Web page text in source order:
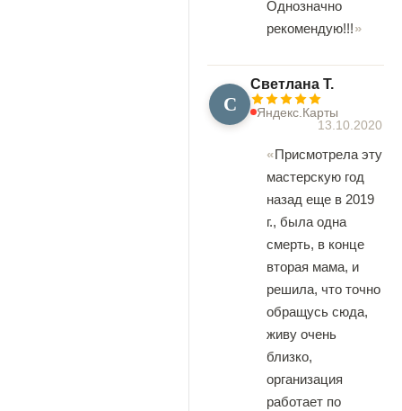
Однозначно
рекомендую!!!
С
Светлана Т.
Яндекс.Карты
13.10.2020
Присмотрела эту
мастерскую год
назад еще в 2019
г., была одна
смерть, в конце
вторая мама, и
решила, что точно
обращусь сюда,
живу очень
близко,
организация
работает по